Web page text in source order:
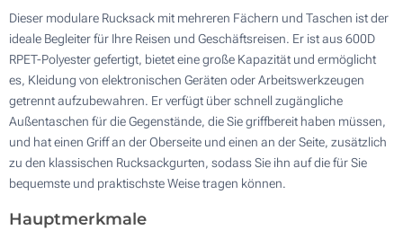
Dieser modulare Rucksack mit mehreren Fächern und Taschen ist der
ideale Begleiter für Ihre Reisen und Geschäftsreisen. Er ist aus 600D
RPET-Polyester gefertigt, bietet eine große Kapazität und ermöglicht
es, Kleidung von elektronischen Geräten oder Arbeitswerkzeugen
getrennt aufzubewahren. Er verfügt über schnell zugängliche
Außentaschen für die Gegenstände, die Sie griffbereit haben müssen,
und hat einen Griff an der Oberseite und einen an der Seite, zusätzlich
zu den klassischen Rucksackgurten, sodass Sie ihn auf die für Sie
bequemste und praktischste Weise tragen können.
Hauptmerkmale